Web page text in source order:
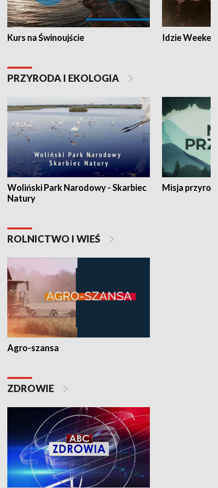
Kurs na Świnoujście Idzie
PRZYRODA I EKOLOGIA
Woliński Park Narodowy - Skarbiec
Natury
Misja
ROLNICTWO I WIEŚ
Agro-szansa
ZDROWIE